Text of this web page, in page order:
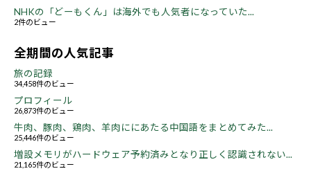
NHKの「どーもくん」は海外でも人気者になっていた...
2件のビュー
全期間の人気記事
旅の記録
34,458件のビュー
プロフィール
26,873件のビュー
牛肉、豚肉、鶏肉、羊肉ににあたる中国語をまとめてみた...
25,446件のビュー
増設メモリがハードウェア予約済みとなり正しく認識されない...
21,165件のビュー